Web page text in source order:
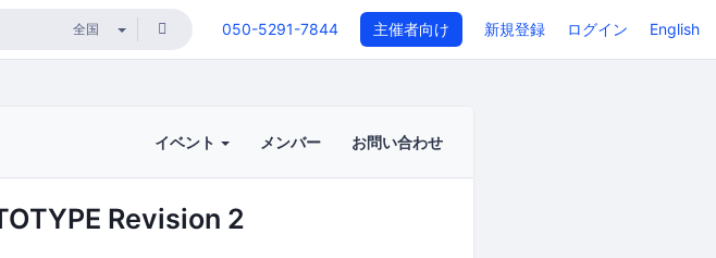
050-5291-7844 主催者向け 新規登録 ログイン English
イベント メンバー お問い合わせ
Revision 2